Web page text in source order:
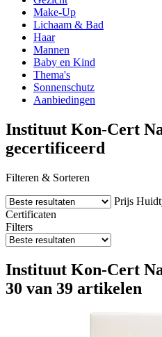
Make-Up
Lichaam & Bad
Haar
Mannen
Baby en Kind
Thema's
Sonnenschutz
Aanbiedingen
Instituut Kon-Cert
gecertificeerd
Filteren & Sorteren
Prijs
Certificaten
Filters
Instituut Kon-Cert
30 van 39 artikelen